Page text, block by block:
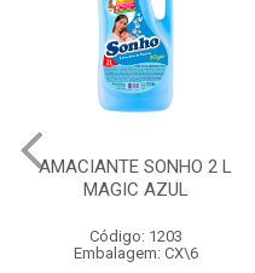
AMACIANTE SONHO 2 L
MAGIC AZUL
Código: 1203
Embalagem: CX\6